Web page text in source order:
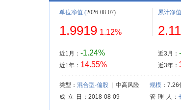
单位净值 (2026-08-07)
1.9919 1.12%
近1月： -1.24%
近1年： 14.55%
累计净值
近3月：
近3年：
类型： 混合型-偏股| 中高风险 规模：7.26
成 立 日
：2018-08-09 管 理 人 ：